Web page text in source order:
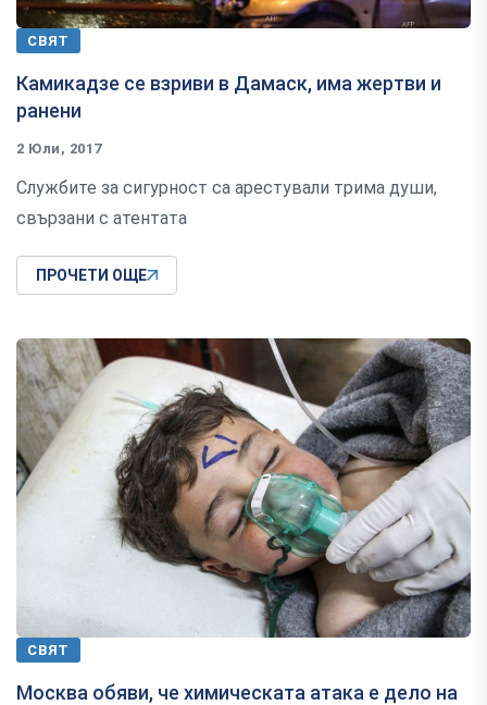
СВЯТ
Камикадзе се взриви в Дамаск, има жертви и
ранени
2 Юли, 2017
Службите за сигурност са арестували трима души,
свързани с атентата
ПРОЧЕТИ ОЩЕ
СВЯТ
Москва обяви, че химическата атака е дело на